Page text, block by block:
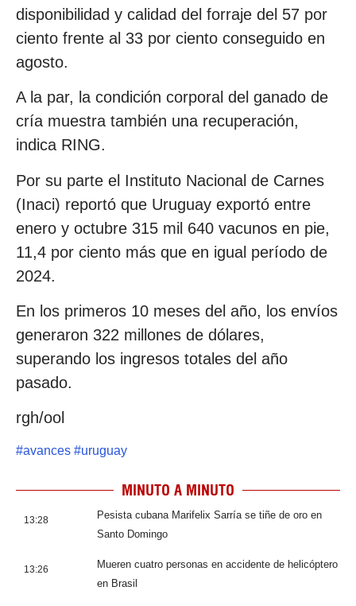
disponibilidad y calidad del forraje del 57 por
ciento frente al 33 por ciento conseguido en
agosto.
A la par, la condición corporal del ganado de
cría muestra también una recuperación,
indica RING.
Por su parte el Instituto Nacional de Carnes
(Inaci) reportó que Uruguay exportó entre
enero y octubre 315 mil 640 vacunos en pie,
11,4 por ciento más que en igual período de
2024.
En los primeros 10 meses del año, los envíos
generaron 322 millones de dólares,
superando los ingresos totales del año
pasado.
rgh/ool
#avances #uruguay
MINUTO A MINUTO
13:28
Pesista cubana Marifelix Sarría se tiñe de oro en
Santo Domingo
13:26
Mueren cuatro personas en accidente de helicóptero
en Brasil